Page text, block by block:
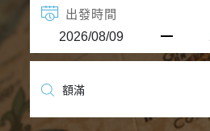
出發時間